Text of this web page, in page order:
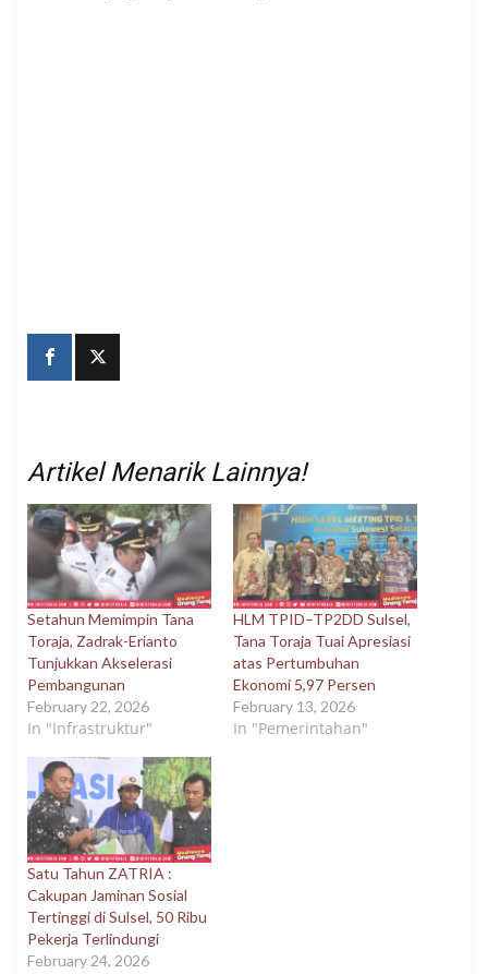
Artikel Menarik Lainnya!
Setahun Memimpin Tana
Toraja, Zadrak-Erianto
Tunjukkan Akselerasi
Pembangunan
February 22, 2026
In "Infrastruktur"
HLM TPID–TP2DD Sulsel,
Tana Toraja Tuai Apresiasi
atas Pertumbuhan
Ekonomi 5,97 Persen
February 13, 2026
In "Pemerintahan"
Satu Tahun ZATRIA :
Cakupan Jaminan Sosial
Tertinggi di Sulsel, 50 Ribu
Pekerja Terlindungi
February 24, 2026